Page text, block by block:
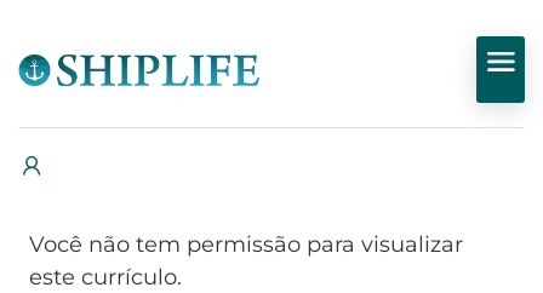
Você não tem permissão para visualizar
este currículo.